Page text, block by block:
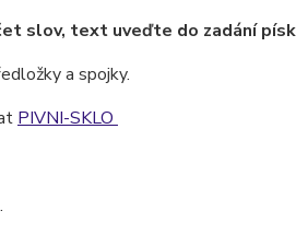
slov, text uveďte do zadání
a spojky.
PIVNI-SKLO